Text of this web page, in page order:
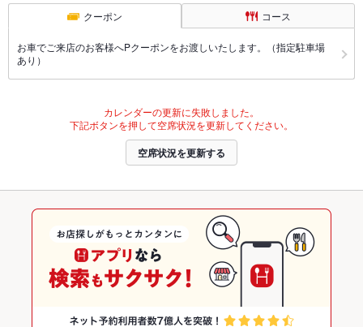
クーポン コース
お車でご来店のお客様へPクーポンをお渡しいたします。（指定駐車場
あり）
カレンダーの更新に失敗しました。
下記ボタンを押して空席状況を更新してください。
空席状況を更新する